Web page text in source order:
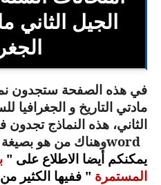
الجيل الثاني
في هذه الصفحة ستجدون
مادتي التاريخ و الجغرافيا
الثاني، هذه النماذج تجدون
wordوهناك من هو بصيغة
يمكنكم أيضا الاطلاع على "
المستمرة " ففيها الكثير